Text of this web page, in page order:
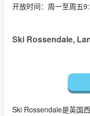
开放时间：周一至周五
Ski Rossendale,
Ski Rossendale是英国